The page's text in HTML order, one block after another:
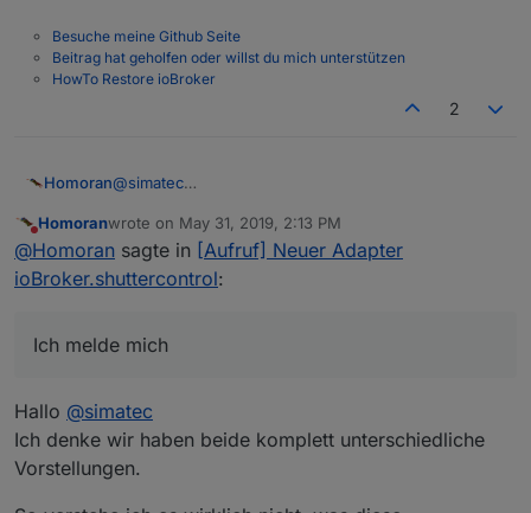
Besuche meine Github Seite
Beitrag hat geholfen oder willst du mich unterstützen
HowTo Restore ioBroker
2
Homoran@simatec
Ich melde mich
Do not disturb
Homoranwrote on May 31, 2019, 2:13 PM
last edited by
@Homoran sagte in [Aufruf] Neuer Adapter
ioBroker.shuttercontrol:
Ich melde mich
Hallo @simatec
Ich denke wir haben beide komplett unterschiedliche
Vorstellungen.